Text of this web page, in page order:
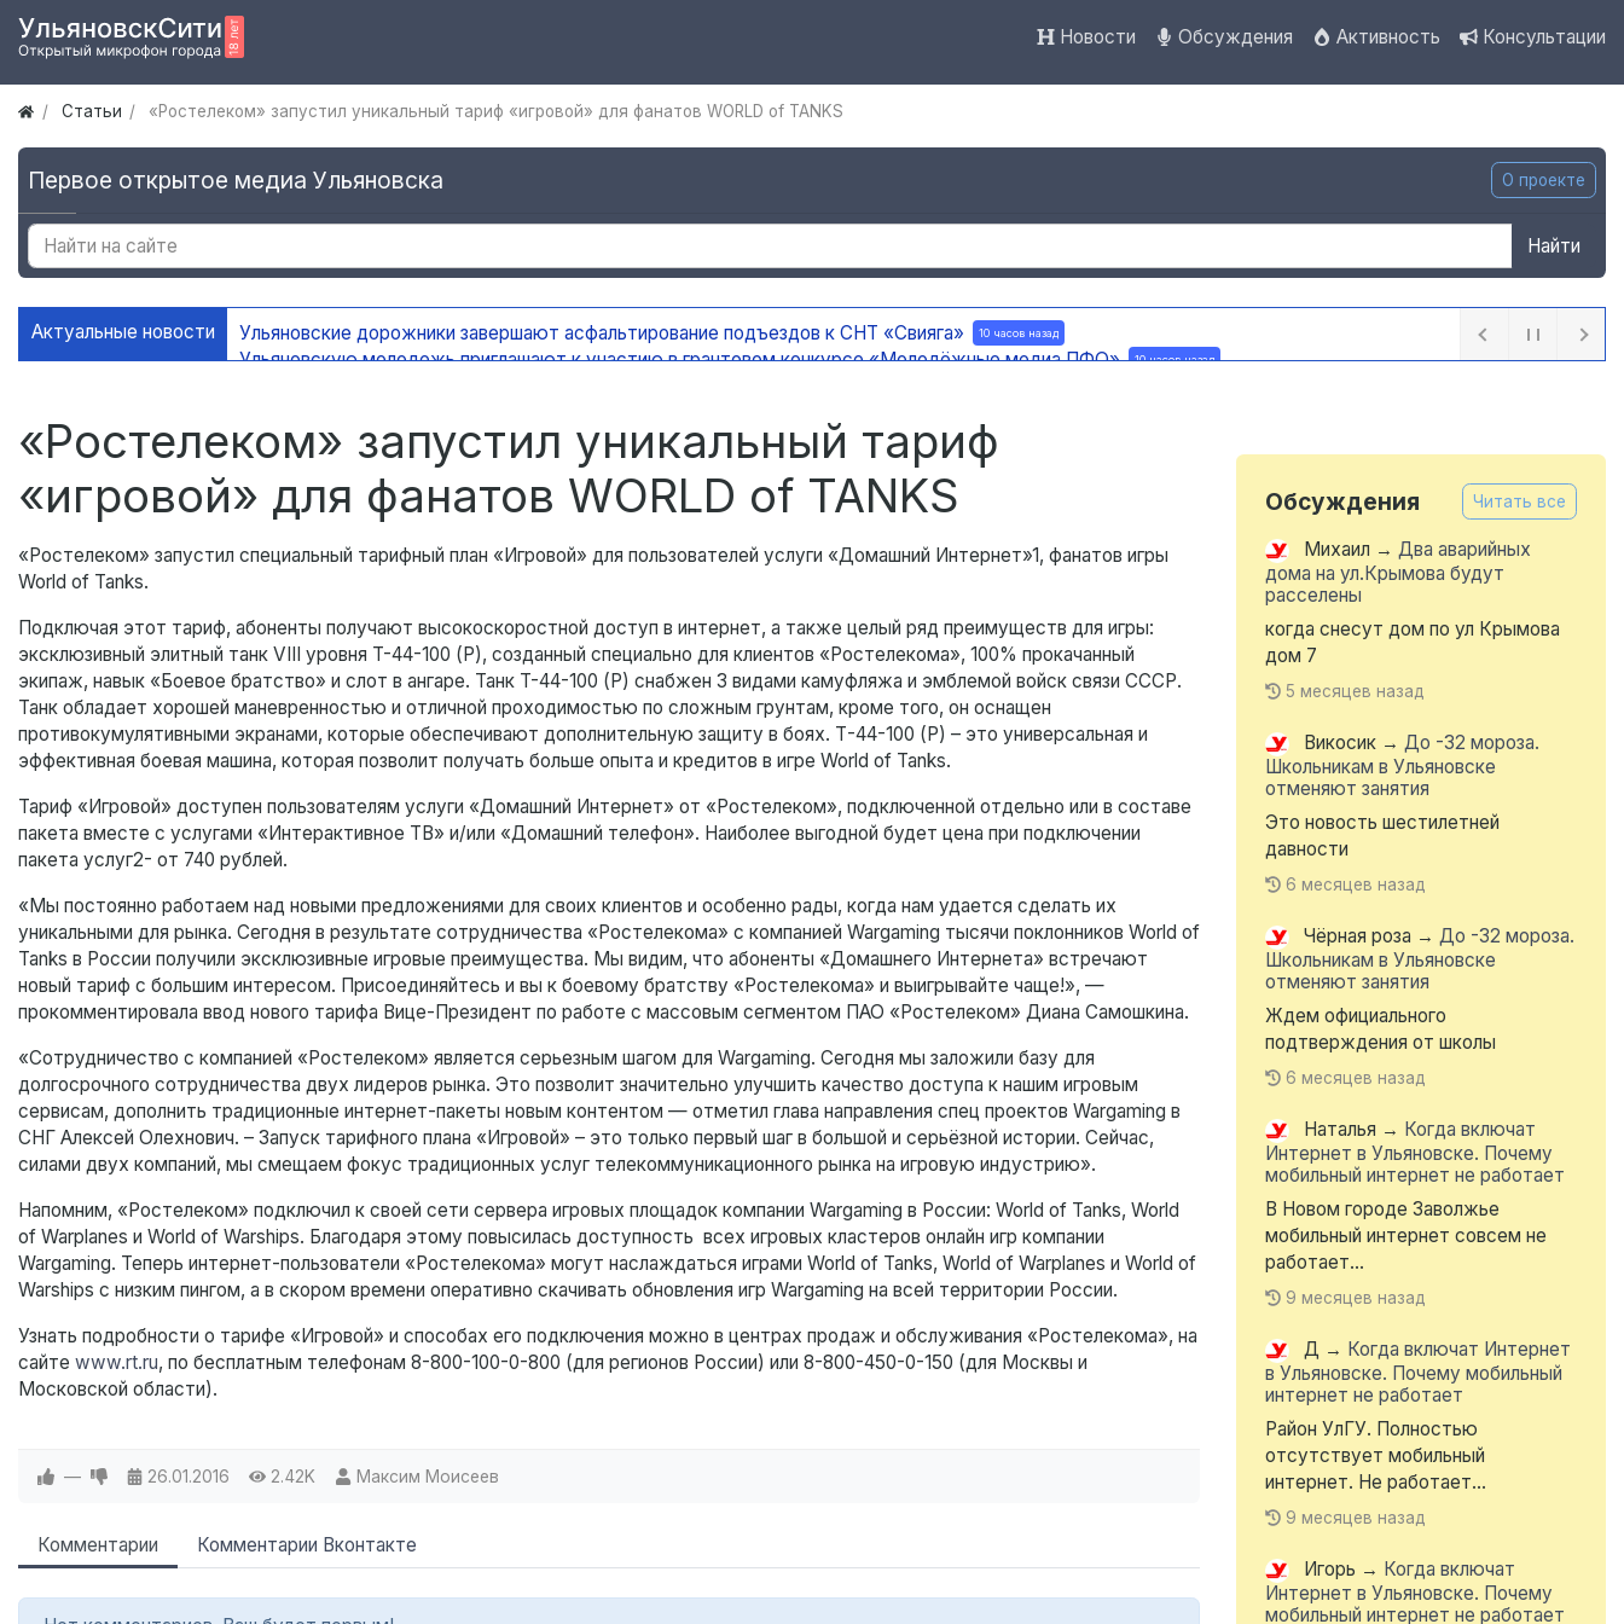
Новости Обсуждения Активность Консультации
Статьи «Ростелеком» запустил уникальный тариф «игровой» для фанатов WORLD of TANKS
Первое открытое медиа Ульяновска О проекте
Найти
Актуальные новости Ульяновские дорожники завершают асфальтирование подъездов к СНТ «Свияга» 10 часов назад
Ульяновскую молодежь приглашают к участию в грантовом конкурсе «Молодёжные медиа ПФО» 10 часов назад
«Ростелеком» запустил уникальный тариф
«игровой» для фанатов WORLD of TANKS
«Ростелеком» запустил специальный тарифный план «Игровой» для пользователей услуги «Домашний Интернет»1, фанатов игры
World of Tanks.
Подключая этот тариф, абоненты получают высокоскоростной доступ в интернет, а также целый ряд преимуществ для игры:
эксклюзивный элитный танк VIII уровня T-44-100 (Р), созданный специально для клиентов «Ростелекома», 100% прокачанный
экипаж, навык «Боевое братство» и слот в ангаре. Танк T-44-100 (Р) снабжен 3 видами камуфляжа и эмблемой войск связи СССР.
Танк обладает хорошей маневренностью и отличной проходимостью по сложным грунтам, кроме того, он оснащен
противокумулятивными экранами, которые обеспечивают дополнительную защиту в боях. Т-44-100 (Р) – это универсальная и
эффективная боевая машина, которая позволит получать больше опыта и кредитов в игре World of Tanks.
Тариф «Игровой» доступен пользователям услуги «Домашний Интернет» от «Ростелеком», подключенной отдельно или в составе
пакета вместе с услугами «Интерактивное ТВ» и/или «Домашний телефон». Наиболее выгодной будет цена при подключении
пакета услуг2- от 740 рублей.
«Мы постоянно работаем над новыми предложениями для своих клиентов и особенно рады, когда нам удается сделать их
уникальными для рынка. Сегодня в результате сотрудничества «Ростелекома» с компанией Wargaming тысячи поклонников World of
Tanks в России получили эксклюзивные игровые преимущества. Мы видим, что абоненты «Домашнего Интернета» встречают
новый тариф с большим интересом. Присоединяйтесь и вы к боевому братству «Ростелекома» и выигрывайте чаще!», —
прокомментировала ввод нового тарифа Вице-Президент по работе с массовым сегментом ПАО «Ростелеком» Диана Самошкина.
«Сотрудничество с компанией «Ростелеком» является серьезным шагом для Wargaming. Сегодня мы заложили базу для
долгосрочного сотрудничества двух лидеров рынка. Это позволит значительно улучшить качество доступа к нашим игровым
сервисам, дополнить традиционные интернет-пакеты новым контентом — отметил глава направления спец проектов Wargaming в
СНГ Алексей Олехнович. – Запуск тарифного плана «Игровой» – это только первый шаг в большой и серьёзной истории. Сейчас,
силами двух компаний, мы смещаем фокус традиционных услуг телекоммуникационного рынка на игровую индустрию».
Напомним, «Ростелеком» подключил к своей сети сервера игровых площадок компании Wargaming в России: World of Tanks, World
of Warplanes и World of Warships. Благодаря этому повысилась доступность всех игровых кластеров онлайн игр компании
Wargaming. Теперь интернет-пользователи «Ростелекома» могут наслаждаться играми World of Tanks, World of Warplanes и World of
Warships с низким пингом, а в скором времени оперативно скачивать обновления игр Wargaming на всей территории России.
Узнать подробности о тарифе «Игровой» и способах его подключения можно в центрах продаж и обслуживания «Ростелекома», на
сайте www.rt.ru, по бесплатным телефонам 8-800-100-0-800 (для регионов России) или 8-800-450-0-150 (для Москвы и
Московской области).
— 26.01.2016 2.42K Максим Моисеев
Комментарии Комментарии Вконтакте
Обсуждения Читать все
Михаил → Два аварийных
дома на ул.Крымова будут
расселены
когда снесут дом по ул Крымова
дом 7
5 месяцев назад
Викосик → До -32 мороза.
Школьникам в Ульяновске
отменяют занятия
Это новость шестилетней
давности
6 месяцев назад
Чёрная роза → До -32 мороза.
Школьникам в Ульяновске
отменяют занятия
Ждем официального
подтверждения от школы
6 месяцев назад
Наталья → Когда включат
Интернет в Ульяновске. Почему
мобильный интернет не работает
В Новом городе Заволжье
мобильный интернет совсем не
работает...
9 месяцев назад
Д → Когда включат Интернет
в Ульяновске. Почему мобильный
интернет не работает
Район УлГУ. Полностью
отсутствует мобильный
интернет. Не работает...
9 месяцев назад
Игорь → Когда включат
Интернет в Ульяновске. Почему
мобильный интернет не работает